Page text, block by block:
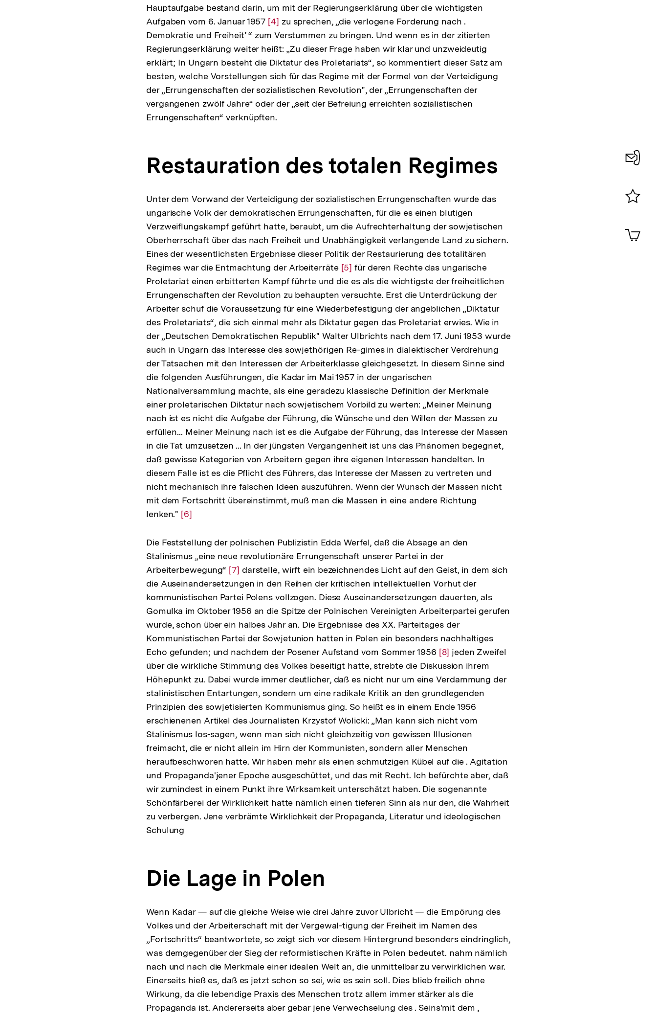
der
Fußnote
Hauptaufgabe bestand darin, um mit der Regierungserklärung über die wichtigsten
Aufgaben vom 6. Januar 1957 Zur
Auflösung
der
Fußnote
[4] zu sprechen, „die verlogene Forderung nach .
Demokratie und Freiheit’ “ zum Verstummen zu bringen. Und wenn es in der zitierten
Regierungserklärung weiter heißt: „Zu dieser Frage haben wir klar und unzweideutig
erklärt; In Ungarn besteht die Diktatur des Proletariats“, so kommentiert dieser Satz am
besten, welche Vorstellungen sich für das Regime mit der Formel von der Verteidigung
der „Errungenschaften der sozialistischen Revolution", der „Errungenschaften der
vergangenen zwölf Jahre“ oder der „seit der Befreiung erreichten sozialistischen
Errungenschaften“ verknüpften.
Restauration des totalen Regimes
Unter dem Vorwand der Verteidigung der sozialistischen Errungenschaften wurde das
ungarische Volk der demokratischen Errungenschaften, für die es einen blutigen
Verzweiflungskampf geführt hatte, beraubt, um die Aufrechterhaltung der sowjetischen
Oberherrschaft über das nach Freiheit und Unabhängigkeit verlangende Land zu sichern.
Eines der wesentlichsten Ergebnisse dieser Politik der Restaurierung des totalitären
Regimes war die Entmachtung der Arbeiterräte Zur
Auflösung
der
Fußnote
[5] für deren Rechte das ungarische
Proletariat einen erbitterten Kampf führte und die es als die wichtigste der freiheitlichen
Errungenschaften der Revolution zu behaupten versuchte. Erst die Unterdrückung der
Arbeiter schuf die Voraussetzung für eine Wiederbefestigung der angeblichen „Diktatur
des Proletariats“, die sich einmal mehr als Diktatur gegen das Proletariat erwies. Wie in
der „Deutschen Demokratischen Republik" Walter Ulbrichts nach dem 17. Juni 1953 wurde
auch in Ungarn das Interesse des sowjethörigen Re-gimes in dialektischer Verdrehung
der Tatsachen mit den Interessen der Arbeiterklasse gleichgesetzt. In diesem Sinne sind
die folgenden Ausführungen, die Kadar im Mai 1957 in der ungarischen
Nationalversammlung machte, als eine geradezu klassische Definition der Merkmale
einer proletarischen Diktatur nach sowjetischem Vorbild zu werten: „Meiner Meinung
nach ist es nicht die Aufgabe der Führung, die Wünsche und den Willen der Massen zu
erfüllen... Meiner Meinung nach ist es die Aufgabe der Führung, das Interesse der Massen
in die Tat umzusetzen ... In der jüngsten Vergangenheit ist uns das Phänomen begegnet,
daß gewisse Kategorien von Arbeitern gegen ihre eigenen Interessen handelten. In
diesem Falle ist es die Pflicht des Führers, das Interesse der Massen zu vertreten und
nicht mechanisch ihre falschen Ideen auszuführen. Wenn der Wunsch der Massen nicht
mit dem Fortschritt übereinstimmt, muß man die Massen in eine andere Richtung
lenken." Zur
der
Fußnote
[6]
Die Feststellung der polnischen Publizistin Edda Werfel, daß die Absage an den
Stalinismus „eine neue revolutionäre Errungenschaft unserer Partei in der
Arbeiterbewegung“ Zur
Auflösung
der
Fußnote
[7] darstelle, wirft ein bezeichnendes Licht auf den Geist, in dem sich
die Auseinandersetzungen in den Reihen der kritischen intellektuellen Vorhut der
kommunistischen Partei Polens vollzogen. Diese Auseinandersetzungen dauerten, als
Gomulka im Oktober 1956 an die Spitze der Polnischen Vereinigten Arbeiterpartei gerufen
wurde, schon über ein halbes Jahr an. Die Ergebnisse des XX. Parteitages der
Kommunistischen Partei der Sowjetunion hatten in Polen ein besonders nachhaltiges
Echo gefunden; und nachdem der Posener Aufstand vom Sommer 1956 Zur
Auflösung
der
Fußnote
[8] jeden Zweifel
über die wirkliche Stimmung des Volkes beseitigt hatte, strebte die Diskussion ihrem
Höhepunkt zu. Dabei wurde immer deutlicher, daß es nicht nur um eine Verdammung der
stalinistischen Entartungen, sondern um eine radikale Kritik an den grundlegenden
Prinzipien des sowjetisierten Kommunismus ging. So heißt es in einem Ende 1956
erschienenen Artikel des Journalisten Krzystof Wolicki: „Man kann sich nicht vom
Stalinismus los-sagen, wenn man sich nicht gleichzeitig von gewissen Illusionen
freimacht, die er nicht allein im Hirn der Kommunisten, sondern aller Menschen
heraufbeschworen hatte. Wir haben mehr als einen schmutzigen Kübel auf die . Agitation
und Propaganda'jener Epoche ausgeschüttet, und das mit Recht. Ich befürchte aber, daß
wir zumindest in einem Punkt ihre Wirksamkeit unterschätzt haben. Die sogenannte
Schönfärberei der Wirklichkeit hatte nämlich einen tieferen Sinn als nur den, die Wahrheit
zu verbergen. Jene verbrämte Wirklichkeit der Propaganda, Literatur und ideologischen
Schulung
Die Lage in Polen
Wenn Kadar — auf die gleiche Weise wie drei Jahre zuvor Ulbricht — die Empörung des
Volkes und der Arbeiterschaft mit der Vergewal-tigung der Freiheit im Namen des
„Fortschritts“ beantwortete, so zeigt sich vor diesem Hintergrund besonders eindringlich,
was demgegenüber der Sieg der reformistischen Kräfte in Polen bedeutet. nahm nämlich
nach und nach die Merkmale einer idealen Welt an, die unmittelbar zu verwirklichen war.
Einerseits hieß es, daß es jetzt schon so sei, wie es sein soll. Dies blieb freilich ohne
Wirkung, da die lebendige Praxis des Menschen trotz allem immer stärker als die
Propaganda ist. Andererseits aber gebar jene Verwechselung des . Seins'mit dem ,